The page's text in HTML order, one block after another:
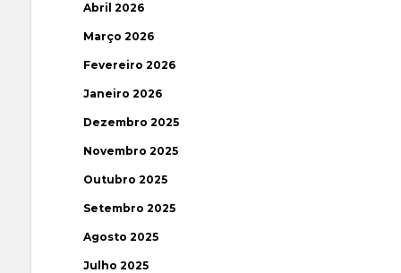
Abril 2026
Março 2026
Fevereiro 2026
Janeiro 2026
Dezembro 2025
Novembro 2025
Outubro 2025
Setembro 2025
Agosto 2025
Julho 2025